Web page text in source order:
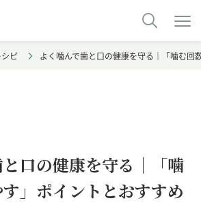
ピ よく噛んで歯と口の健康を守る｜「噛む回
口の健康を守る｜「噛
」ポイントとおすすめ